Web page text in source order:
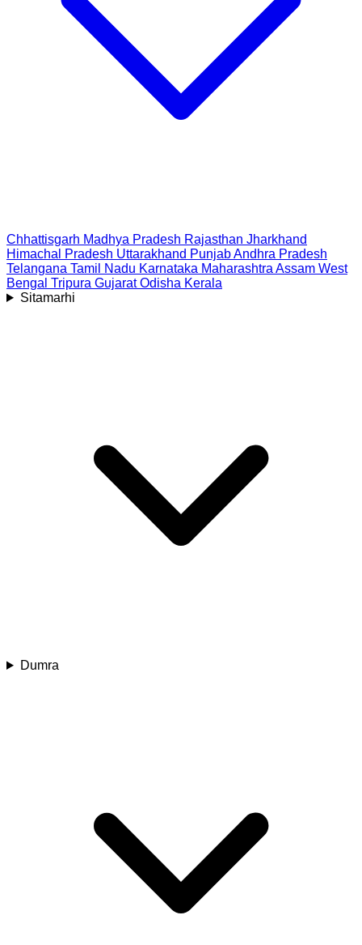
Chhattisgarh Madhya Pradesh Rajasthan Jharkhand
Himachal Pradesh Uttarakhand PunjabAndhra Pradesh
Telangana Tamil Nadu Karnataka Maharashtra Assam West
Bengal Tripura Gujarat Odisha Kerala
Sitamarhi
Dumra